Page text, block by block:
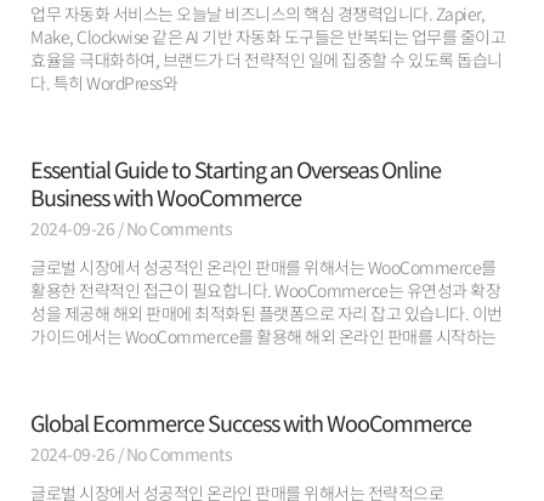
업무 자동화 서비스는 오늘날 비즈니스의 핵심 경쟁력입니다. Zapier,
Make, Clockwise 같은 AI 기반 자동화 도구들은 반복되는 업무를 줄이고
효율을 극대화하여, 브랜드가 더 전략적인 일에 집중할 수 있도록 돕습니
다. 특히 WordPress와
Essential Guide to Starting an Overseas Online
Business with WooCommerce
2024-09-26 No Comments
글로벌 시장에서 성공적인 온라인 판매를 위해서는 WooCommerce를
활용한 전략적인 접근이 필요합니다. WooCommerce는 유연성과 확장
성을 제공해 해외 판매에 최적화된 플랫폼으로 자리 잡고 있습니다. 이번
가이드에서는 WooCommerce를 활용해 해외 온라인 판매를 시작하는
Global Ecommerce Success with WooCommerce
2024-09-26 No Comments
글로벌 시장에서 성공적인 온라인 판매를 위해서는 전략적으로